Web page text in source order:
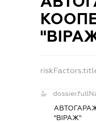
"ВІРАЖ"